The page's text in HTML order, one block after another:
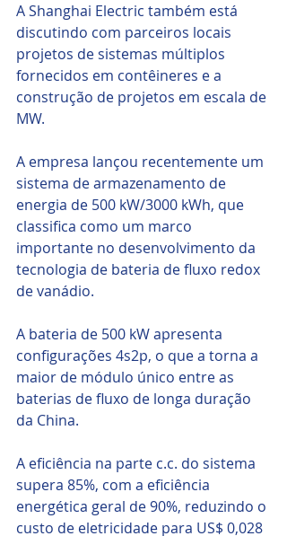
A Shanghai Electric também está
discutindo com parceiros locais
projetos de sistemas múltiplos
fornecidos em contêineres e a
construção de projetos em escala de
MW.
A empresa lançou recentemente um
sistema de armazenamento de
energia de 500 kW/3000 kWh, que
classifica como um marco
importante no desenvolvimento da
tecnologia de bateria de fluxo redox
de vanádio.
A bateria de 500 kW apresenta
configurações 4s2p, o que a torna a
maior de módulo único entre as
baterias de fluxo de longa duração
da China.
A eficiência na parte c.c. do sistema
supera 85%, com a eficiência
energética geral de 90%, reduzindo o
custo de eletricidade para US$ 0,028